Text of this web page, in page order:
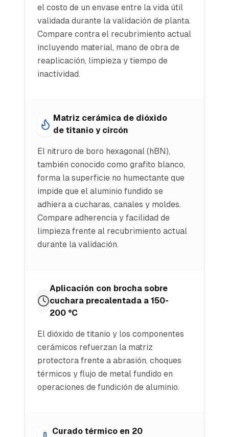
el costo de un envase entre la vida útil
validada durante la validación de planta.
Compare contra el recubrimiento actual
incluyendo material, mano de obra de
reaplicación, limpieza y tiempo de
inactividad.
Matriz cerámica de dióxido
de titanio y circón
El nitruro de boro hexagonal (hBN),
también conocido como grafito blanco,
forma la superficie no humectante que
impide que el aluminio fundido se
adhiera a cucharas, canales y moldes.
Compare adherencia y facilidad de
limpieza frente al recubrimiento actual
durante la validación.
Aplicación con brocha sobre
cuchara precalentada a 150-
200 °C
El dióxido de titanio y los componentes
cerámicos refuerzan la matriz
protectora frente a abrasión, choques
térmicos y flujo de metal fundido en
operaciones de fundición de aluminio.
Curado térmico en 20